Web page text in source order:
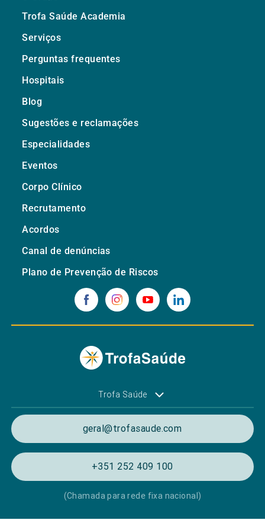
Trofa Saúde Academia
Serviços
Perguntas frequentes
Hospitais
Blog
Sugestões e reclamações
Especialidades
Eventos
Corpo Clínico
Recrutamento
Acordos
Canal de denúncias
Plano de Prevenção de Riscos
Trofa Saúde
geral@trofasaude.com
+351 252 409 100
(Chamada para rede fixa nacional)